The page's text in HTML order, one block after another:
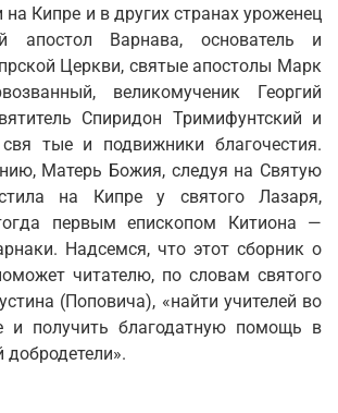
Кипре и в других странах уроженец
апостол Варнава, основатель и
Церкви, святые апостолы Марк
великомученик Георгий
Спиридон Тримифунтский и
тые и подвижники благочестия.
Матерь Божия, следуя на Святую
на Кипре у святого Лазаря,
первым епископом Китиона —
Надсемся, что этот сборник о
читателю, по словам святого
(Поповича), «найти учителей во
и получить благодатную помощь в